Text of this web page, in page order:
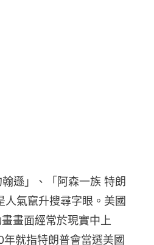
遜」、「阿森一族 特朗
氣竄升搜尋字眼。美國
畫面經常於現實中上
就指特朗普會當選美國